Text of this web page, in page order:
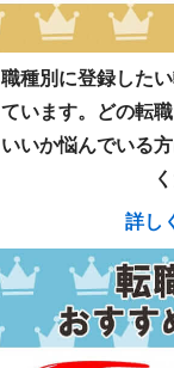
職種別に登録した
ています。どの転
いいか悩んでいる
詳し